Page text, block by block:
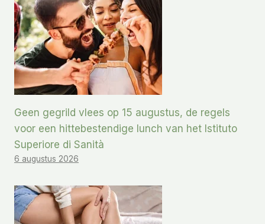
Geen gegrild vlees op 15 augustus, de regels
voor een hittebestendige lunch van het Istituto
Superiore di Sanità
6 augustus 2026